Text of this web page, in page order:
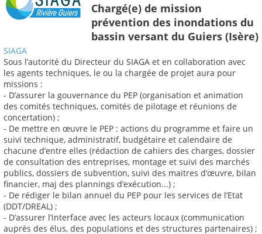
Chargé(e) de mission
prévention des inondations du
bassin versant du Guiers (Isère)
SIAGA
Sous l’autorité du Directeur du SIAGA et en collaboration avec
les agents techniques, le ou la chargée de projet aura pour
missions :
- D’assurer la gouvernance du PEP (organisation et animation
des comités techniques, comités de pilotage et réunions de
concertation) ;
- De mettre en œuvre le PEP : actions du programme et faire un
suivi technique, administratif, budgétaire et calendaire de
chacune d’entre elles (rédaction de cahiers des charges, dossier
de consultation des entreprises, montage et suivi des marchés
publics, dossiers de subvention, suivi des maitres d’œuvre, bilan
financier, maj des plannings d’exécution...) ;
- De rédiger le bilan annuel du PEP pour les services de l’Etat
(DDT/DREAL) ;
- D’assurer l’interface avec les acteurs locaux (communication
auprès des élus, des populations et des structures partenaires) ;